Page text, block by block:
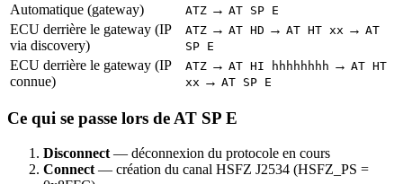
Automatique (gateway)
ATZ → AT SP E
ECU derrière le gateway (IP
via discovery)
ATZ → AT HD → AT HT xx → AT
SP E
ECU derrière le gateway (IP
connue)
ATZ → AT HI hhhhhhhh → AT HT
xx → AT SP E
Ce qui se passe lors de AT SP E
Disconnect — déconnexion du protocole en cours
Connect — création du canal HSFZ J2534 (HSFZ_PS =